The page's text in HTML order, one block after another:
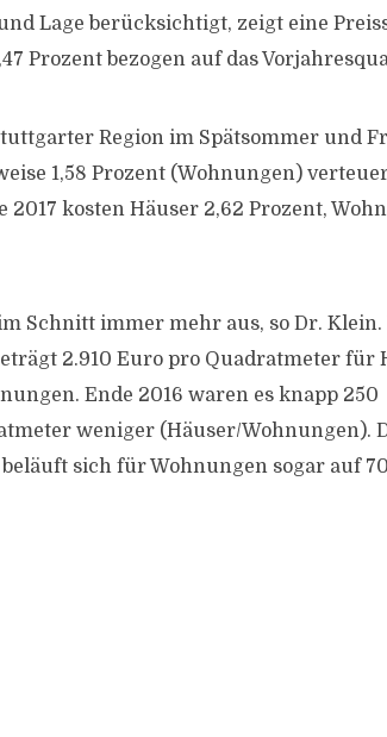
Lage berücksichtigt, zeigt eine
Prozent bezogen auf das
Region im Spätsommer und
1,58 Prozent (Wohnungen)
kosten Häuser 2,62 Prozent,
Schnitt immer mehr aus, so Dr. Klein.
2.910 Euro pro Quadratmeter für
Ende 2016 waren es knapp 250
weniger (Häuser/Wohnungen).
sich für Wohnungen sogar auf